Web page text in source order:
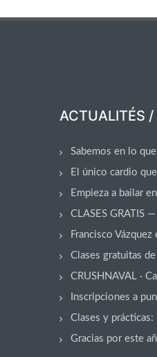
ACTUALITÉS /
Sabemos en lo
El único cardio
Empieza a bailar
CLASES GRATIS
Francisco
Clases gratuitas
CRUSHNAVAL ·
Inscripciones a
Clases y
Gracias por este